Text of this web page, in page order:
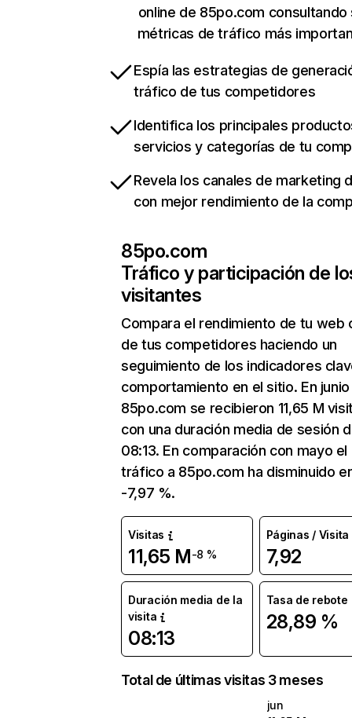
online de 85po.com consultando
métricas de tráfico más
Espía las estrategias de
tráfico de tus competidores
Identifica los principales
servicios y categorías de tu
Revela los canales de marketing
con mejor rendimiento de la
85po.com
Tráfico y participación de
visitantes
Compara el rendimiento de tu web
de tus competidores haciendo un
seguimiento de los indicadores
comportamiento en el sitio. En junio
85po.com se recibieron 11,65 M
con una duración media de sesión
08:13. En comparación con mayo el
tráfico a 85po.com ha disminuido
-7,97 %.
Visitas
11,65 M-8 %
Páginas / Visita
7,92
Duración media de la
visita
08:13
Tasa de rebote
28,89 %
Total de últimas visitas 3 meses
jun